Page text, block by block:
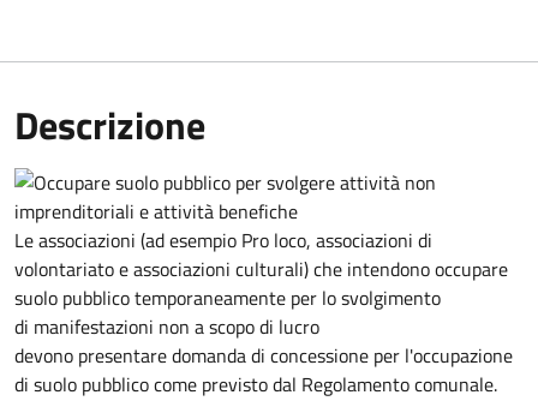
Descrizione
Le associazioni (ad esempio Pro loco, associazioni di
volontariato e associazioni culturali) che intendono occupare
suolo pubblico temporaneamente per lo svolgimento
di manifestazioni non a scopo di lucro
devono presentare domanda di concessione per l'occupazione
di suolo pubblico come previsto dal Regolamento comunale.